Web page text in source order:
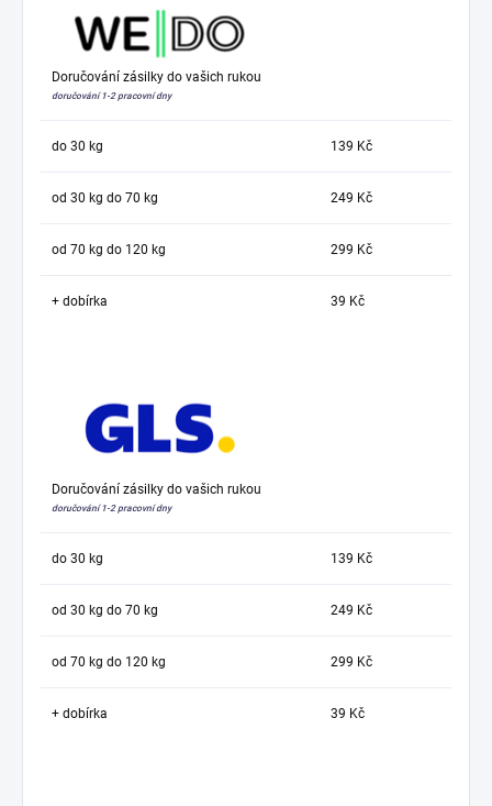
Doručování zásilky do vašich rukou
doručování 1-2 pracovní dny
do 30 kg 139 Kč
od 30 kg do 70 kg 249 Kč
od 70 kg do 120 kg 299 Kč
+ dobírka 39 Kč
Doručování zásilky do vašich rukou
doručování 1-2 pracovní dny
do 30 kg 139 Kč
od 30 kg do 70 kg 249 Kč
od 70 kg do 120 kg 299 Kč
+ dobírka 39 Kč